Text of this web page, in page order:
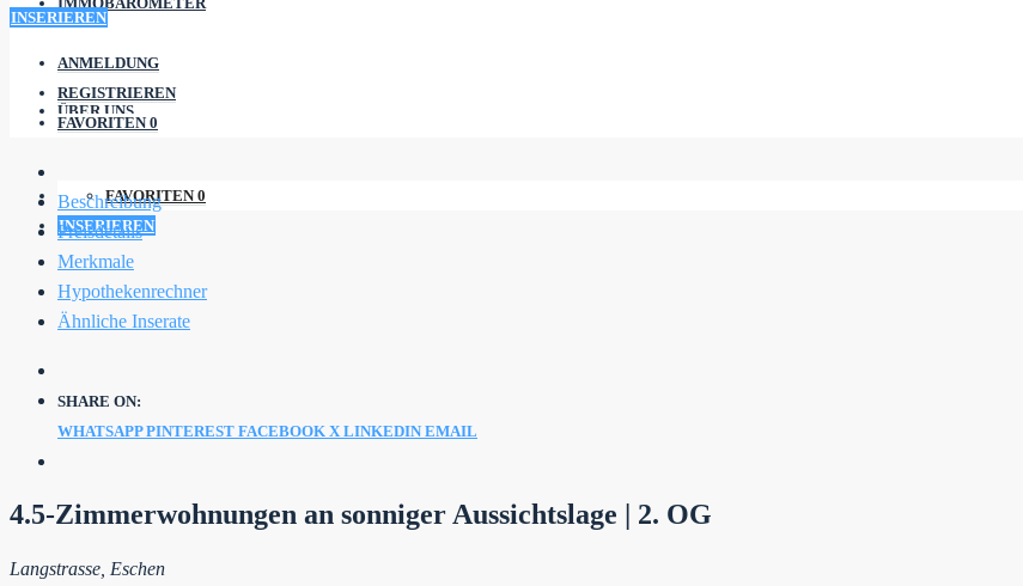
ÜBER UNS
FAVORITEN 0
INSERIEREN
INSERIEREN
ANMELDUNG
REGISTRIEREN
FAVORITEN 0
Beschreibung
Preisdetails
Merkmale
Hypothekenrechner
Ähnliche Inserate
SHARE ON:
WHATSAPP PINTEREST FACEBOOK X LINKEDIN EMAIL
4.5-Zimmerwohnungen an sonniger Aussichtslage | 2. OG
Langstrasse, Eschen